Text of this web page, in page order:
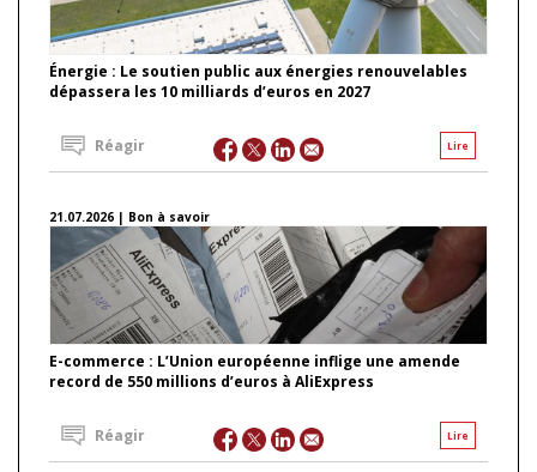
Énergie : Le soutien public aux énergies renouvelables
dépassera les 10 milliards d’euros en 2027
Lire
Réagir
21.07.2026 | Bon à savoir
E-commerce : L’Union européenne inflige une amende
record de 550 millions d’euros à AliExpress
Lire
Réagir